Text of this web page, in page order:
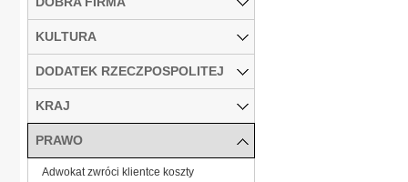
KULTURA
DODATEK RZECZPOSPOLITEJ
KRAJ
PRAWO
Adwokat zwróci klientce koszty